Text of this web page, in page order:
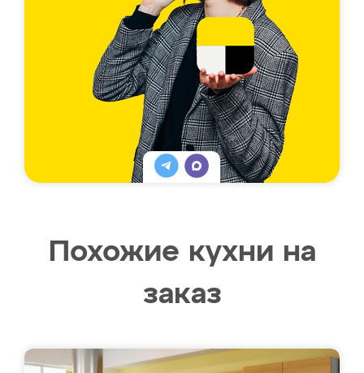
Похожие кухни на
заказ